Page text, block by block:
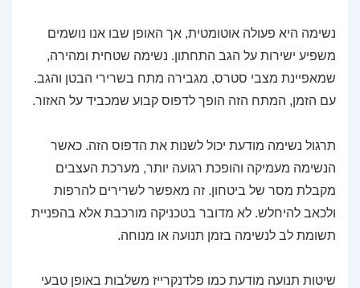
נשימה היא פעולה אוטומטית, אך האופן שבו אנו נושמים
משפיע ישירות על הגב התחתון. נשימה שטחית ומהירה,
שמאפיינת מצבי סטרס, מגבירה מתח בשרירי הבטן והגב.
עם הזמן, המתח הזה הופך לדפוס קבוע שמכביד על האזור.
תרגול נשימה מודעת יכול לשנות את הדפוס הזה. כאשר
הנשימה מעמיקה והופכת רגועה יותר, מערכת העצבים
מקבלת מסר של ביטחון. זה מאפשר לשרירים להרפות
ולכאב להיחלש. לא מדובר בטכניקה מורכבת אלא בהפניית
תשומת לב לנשימה בזמן תנועה או מנוחה.
שיטות תנועה מודעת כמו פלדנקרייז משלבות באופן טבעי